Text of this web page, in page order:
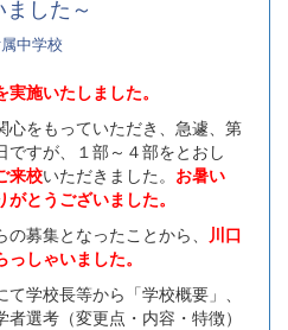
した～
中学校
施いたしました。
をもっていただき、急遽、第
ですが、１部～４部をとおし
来校いただきました。 お暑い
とうございました。
募集となったことから、
川口
しゃいました。
学校長等から「学校概要」、
選考（変更点・内容・特徴）